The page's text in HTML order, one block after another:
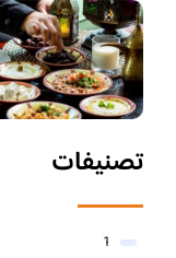
تصنيفات
1